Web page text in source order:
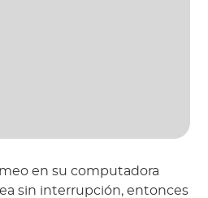
en su computadora
sin interrupción, entonces